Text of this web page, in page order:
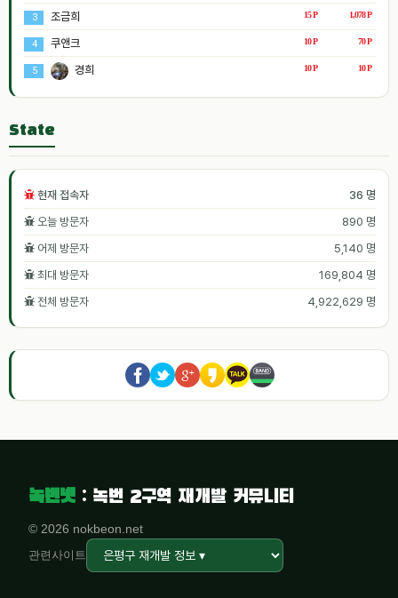
1,078 P
15 P
3 조금희
70 P
10 P
4 쿠앤크
10 P
10 P
5 경희
State
현재 접속자
36 명
오늘 방문자
890 명
어제 방문자
5,140 명
최대 방문자
169,804 명
전체 방문자
4,922,629 명
녹번넷 : 녹번 2구역 재개발 커뮤니티
© 2026 nokbeon.net
관련사이트